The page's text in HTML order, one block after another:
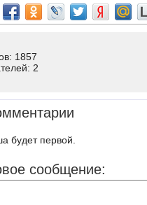
1857
2
будет первой.
сообщение: